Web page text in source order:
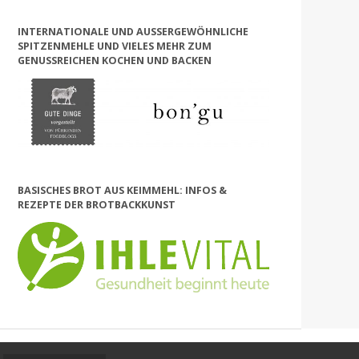
INTERNATIONALE UND AUSSERGEWÖHNLICHE S
PITZENMEHLE UND VIELES MEHR ZUM G
ENUSSREICHEN KOCHEN UND BACKEN
BASISCHES BROT AUS KEIMMEHL: INFOS &
REZEPTE DER BROTBACKKUNST